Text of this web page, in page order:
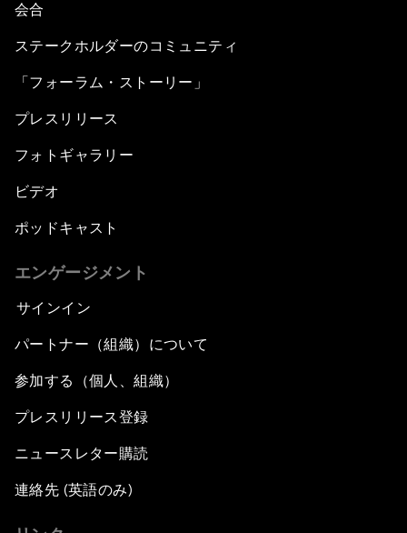
会合
ステークホルダーのコミュニティ
「フォーラム・ストーリー」
プレスリリース
フォトギャラリー
ビデオ
ポッドキャスト
エンゲージメント
サインイン
パートナー（組織）について
参加する（個人、組織）
プレスリリース登録
ニュースレター購読
連絡先 (英語のみ)